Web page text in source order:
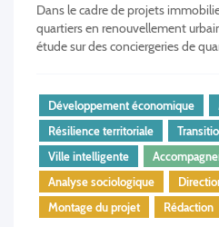
Dans le cadre de projets
quartiers en renouvellement
étude sur des conciergeries de
Développement économique
Résilience territoriale
Ville intelligente
Analyse sociologique
Montage du projet
Rédaction